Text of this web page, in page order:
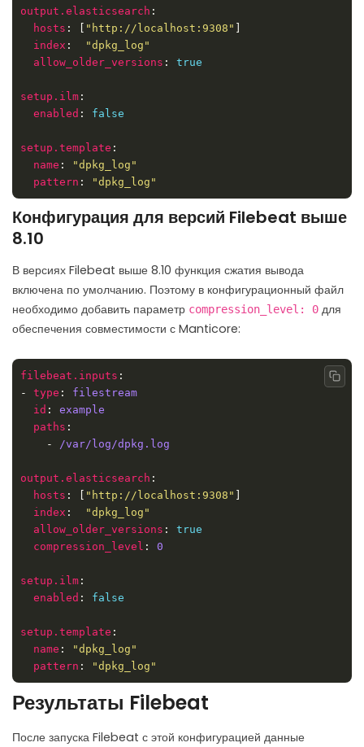
output.elasticsearch
hosts : [ "http://localhost:9308"
index :
"dpkg_log"
allow_older_versions : true
setup.ilm
enabled : false
setup.template
name :
"dpkg_log"
pattern : "dpkg_log"
Конфигурация для версий Filebeat выше
8.10
В версиях Filebeat выше 8.10 функция сжатия вывода
включена по умолчанию. Поэтому в конфигурационный файл
необходимо добавить параметр compression_level: 0 для
обеспечения совместимости с Manticore:
filebeat.inputs
- type : filestream
id : example
paths
	-
/var/log/dpkg.log
output.elasticsearch
hosts : [ "http://localhost:9308"
index :
"dpkg_log"
allow_older_versions : true
compression_level : 0
setup.ilm
enabled : false
setup.template
name :
"dpkg_log"
pattern : "dpkg_log"
Результаты Filebeat
После запуска Filebeat с этой конфигурацией данные